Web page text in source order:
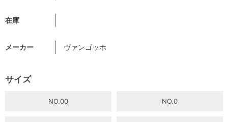
在庫
メーカー ヴァンゴッホ
サイズ
NO.00 NO.0